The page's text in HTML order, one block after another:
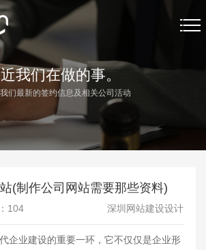
我们在做的事。
们最新的签约信息及相关公司活动
(制作公司网站需要那些资料)
104 深圳网站建设设计
企业建设的重要一环，它不仅仅是企业形